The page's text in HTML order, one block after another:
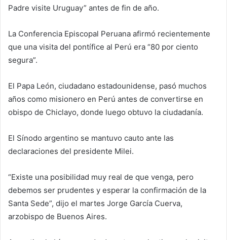
Padre visite Uruguay” antes de fin de año.
La Conferencia Episcopal Peruana afirmó recientemente
que una visita del pontífice al Perú era “80 por ciento
segura”.
El Papa León, ciudadano estadounidense, pasó muchos
años como misionero en Perú antes de convertirse en
obispo de Chiclayo, donde luego obtuvo la ciudadanía.
El Sínodo argentino se mantuvo cauto ante las
declaraciones del presidente Milei.
“Existe una posibilidad muy real de que venga, pero
debemos ser prudentes y esperar la confirmación de la
Santa Sede”, dijo el martes Jorge García Cuerva,
arzobispo de Buenos Aires.